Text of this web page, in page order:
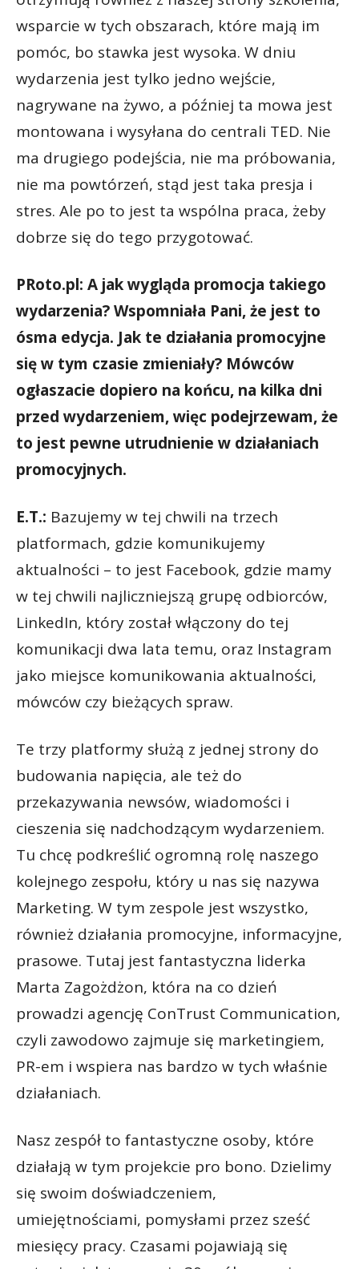
wsparcie w tych obszarach, które mają im
pomóc, bo stawka jest wysoka. W dniu
wydarzenia jest tylko jedno wejście,
nagrywane na żywo, a później ta mowa jest
montowana i wysyłana do centrali TED. Nie
ma drugiego podejścia, nie ma próbowania,
nie ma powtórzeń, stąd jest taka presja i
stres. Ale po to jest ta wspólna praca, żeby
dobrze się do tego przygotować.
PRoto.pl: A jak wygląda promocja takiego
wydarzenia? Wspomniała Pani, że jest to
ósma edycja. Jak te działania promocyjne
się w tym czasie zmieniały? Mówców
ogłaszacie dopiero na końcu, na kilka dni
przed wydarzeniem, więc podejrzewam, że
to jest pewne utrudnienie w działaniach
promocyjnych.
E.T.: Bazujemy w tej chwili na trzech
platformach, gdzie komunikujemy
aktualności – to jest Facebook, gdzie mamy
w tej chwili najliczniejszą grupę odbiorców,
LinkedIn, który został włączony do tej
komunikacji dwa lata temu, oraz Instagram
jako miejsce komunikowania aktualności,
mówców czy bieżących spraw.
Te trzy platformy służą z jednej strony do
budowania napięcia, ale też do
przekazywania newsów, wiadomości i
cieszenia się nadchodzącym wydarzeniem.
Tu chcę podkreślić ogromną rolę naszego
kolejnego zespołu, który u nas się nazywa
Marketing. W tym zespole jest wszystko,
również działania promocyjne, informacyjne,
prasowe. Tutaj jest fantastyczna liderka
Marta Zagożdżon, która na co dzień
prowadzi agencję ConTrust Communication,
czyli zawodowo zajmuje się marketingiem,
PR-em i wspiera nas bardzo w tych właśnie
działaniach.
Nasz zespół to fantastyczne osoby, które
działają w tym projekcie pro bono. Dzielimy
się swoim doświadczeniem,
umiejętnościami, pomysłami przez sześć
miesięcy pracy. Czasami pojawiają się